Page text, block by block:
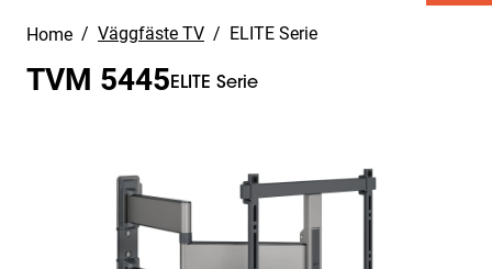
Konsumentprodukter
Home / Väggfäste TV / ELITE Serie
TVM 5445 ELITE Serie